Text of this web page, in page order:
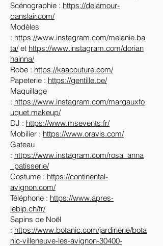
Scénographie : https://delamour-
danslair.com/
Modèles
: https://www.instagram.com/melanie.ba
ta/et https://www.instagram.com/dorian
hainna/
Robe : https://kaacouture.com/
Papeterie : https://gentille.be/
Maquillage
: https://www.instagram.com/margauxfo
uquet.makeup/
DJ : https://www.msevents.fr/
Mobilier : https://www.oravis.com/
Gateau
: https://www.instagram.com/rosa_anna
_patisserie/
Costume : https://continental-
avignon.com/
Téléphone : https://www.apres-
lebip.ch/fr/
Sapins de Noël
: https://www.botanic.com/jardinerie/bota
nic-villeneuve-les-avignon-30400-